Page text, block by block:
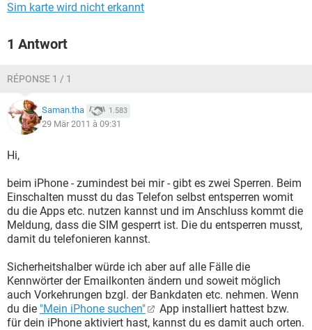
Sim karte wird nicht erkannt
1 Antwort
RÉPONSE 1 / 1
Saman.tha 1.583
29 Mär 2011 à 09:31
Hi,
beim iPhone - zumindest bei mir - gibt es zwei Sperren. Beim
Einschalten musst du das Telefon selbst entsperren womit
du die Apps etc. nutzen kannst und im Anschluss kommt die
Meldung, dass die SIM gesperrt ist. Die du entsperren musst,
damit du telefonieren kannst.
Sicherheitshalber würde ich aber auf alle Fälle die
Kennwörter der Emailkonten ändern und soweit möglich
auch Vorkehrungen bzgl. der Bankdaten etc. nehmen. Wenn
du die "Mein iPhone suchen"
App installiert hattest bzw.
für dein iPhone aktiviert hast, kannst du es damit auch orten.